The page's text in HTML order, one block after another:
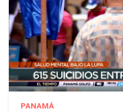
PANAMÁ